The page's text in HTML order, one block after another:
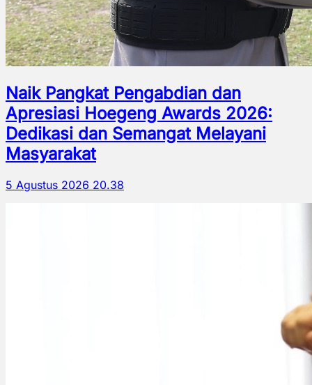
Naik Pangkat Pengabdian dan
Apresiasi Hoegeng Awards 2026:
Dedikasi dan Semangat Melayani
Masyarakat
5 Agustus 2026 20.38